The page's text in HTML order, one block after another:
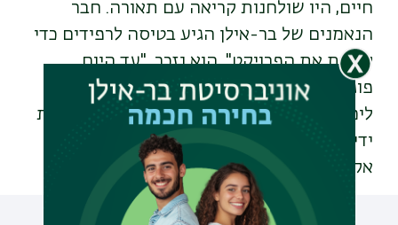
חיים, היו שולחנות קריאה עם תאורה. חבר
הנאמנים של בר-אילן הגיע בטיסה לרפידים כדי
לראות את הפרויקט", הוא נזכר, "עד היום
פוגשים אותי בוגרי בר-אילן שחלקם החל את
לימודיו ברחבי סיני. הם ניגשים אלי, לוחצים את
ידי ואומרים לי: 'בזכותך ובזכות בר-אילן אנו
אקדמאים'".